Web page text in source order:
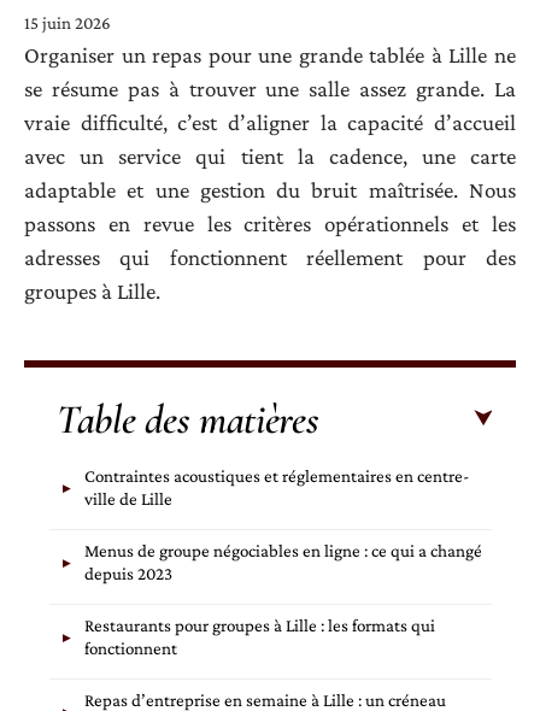
15 juin 2026
Organiser un repas pour une grande tablée à Lille ne
se résume pas à trouver une salle assez grande. La
vraie difficulté, c’est d’aligner la capacité d’accueil
avec un service qui tient la cadence, une carte
adaptable et une gestion du bruit maîtrisée. Nous
passons en revue les critères opérationnels et les
adresses qui fonctionnent réellement pour des
groupes à Lille.
Table des matières
Contraintes acoustiques et réglementaires en centre-
ville de Lille
Menus de groupe négociables en ligne : ce qui a changé
depuis 2023
Restaurants pour groupes à Lille : les formats qui
fonctionnent
Repas d’entreprise en semaine à Lille : un créneau